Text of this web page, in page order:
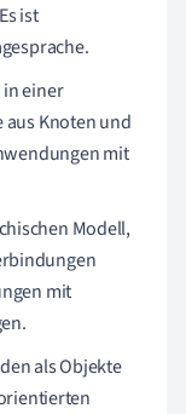
ist
einer
Knoten und
mit
Modell,
mit
als Objekte